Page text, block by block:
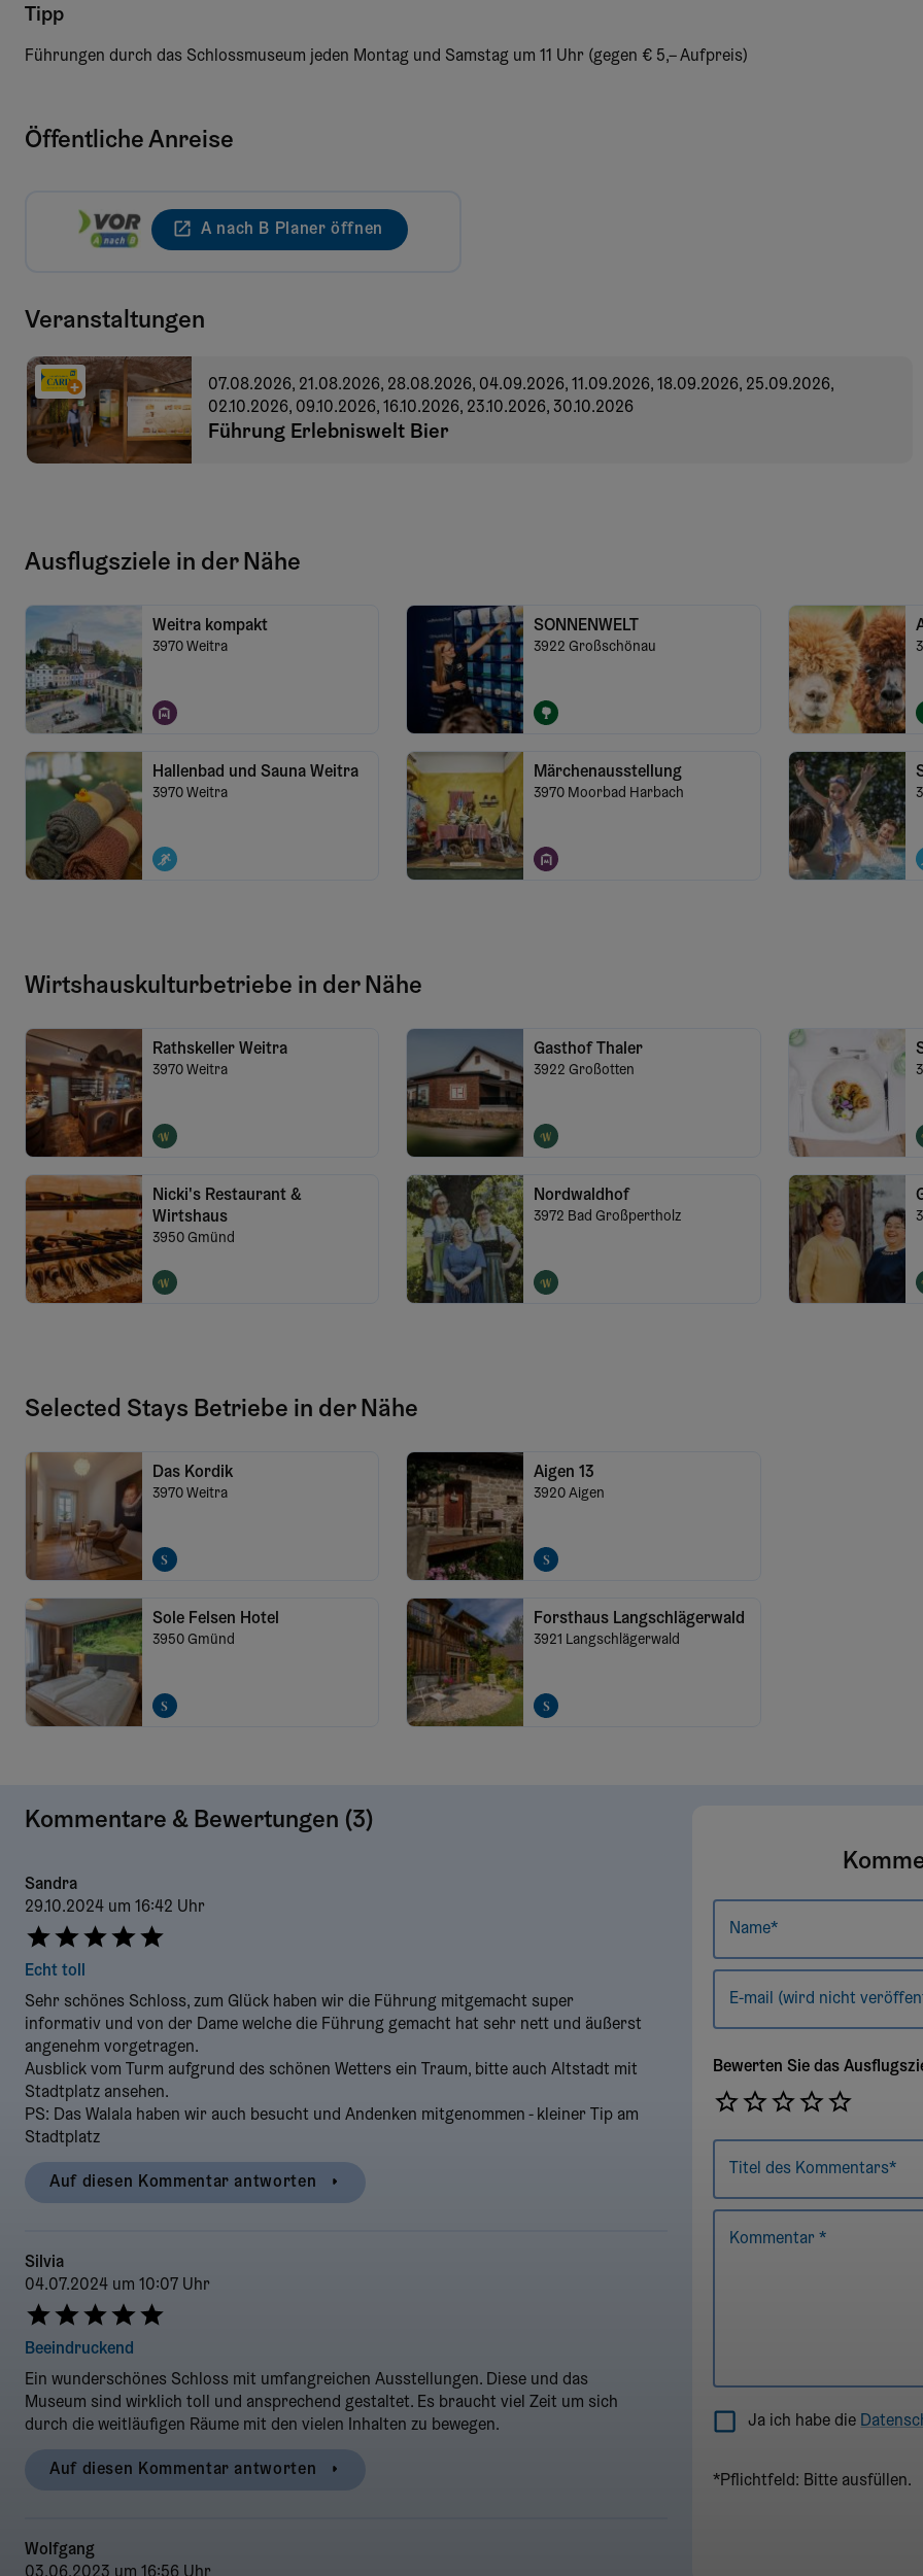
Tipp
Führungen durch das Schlossmuseum jeden Montag und Samstag um 11 Uhr (gegen € 5,– Aufpreis)
Öffentliche Anreise
A nach B Planer öffnen
Veranstaltungen
07.08.2026, 21.08.2026, 28.08.2026, 04.09.2026, 11.09.2026, 18.09.2026, 25.09.2026,
02.10.2026, 09.10.2026, 16.10.2026, 23.10.2026, 30.10.2026
Führung Erlebniswelt Bier
Ausflugsziele in der Nähe
Weitra kompakt
3970 Weitra
Hallenbad und Sauna Weitra
3970 Weitra
SONNENWELT
3922 Großschönau
Märchenausstellung
3970 Moorbad Harbach
Wirtshauskulturbetriebe in der Nähe
Rathskeller Weitra
3970 Weitra
Nicki's Restaurant &
Wirtshaus
3950 Gmünd
Gasthof Thaler
3922 Großotten
Nordwaldhof
3972 Bad Großpertholz
Selected Stays Betriebe in der Nähe
Das Kordik
3970 Weitra
Sole Felsen Hotel
3950 Gmünd
Aigen 13
3920 Aigen
Forsthaus Langschlägerwald
3921 Langschlägerwald
Name*
E-mail (wird nicht
Bewerten Sie das
1 Star
2 Stars
3 Stars
4 Stars
5 Stars
Titel des Kommentars*
Kommentar *
Ja ich habe die
*Pflichtfeld: Bitte ausfüllen.
Kommentare & Bewertungen (3)
Sandra
29.10.2024 um 16:42 Uhr
Echt toll
Sehr schönes Schloss, zum Glück haben wir die Führung mitgemacht super
informativ und von der Dame welche die Führung gemacht hat sehr nett und äußerst
angenehm vorgetragen.
Ausblick vom Turm aufgrund des schönen Wetters ein Traum, bitte auch Altstadt mit
Stadtplatz ansehen.
PS: Das Walala haben wir auch besucht und Andenken mitgenommen - kleiner Tip am
Stadtplatz
Auf diesen Kommentar antworten
Silvia
04.07.2024 um 10:07 Uhr
Beeindruckend
Ein wunderschönes Schloss mit umfangreichen Ausstellungen. Diese und das
Museum sind wirklich toll und ansprechend gestaltet. Es braucht viel Zeit um sich
durch die weitläufigen Räume mit den vielen Inhalten zu bewegen.
Auf diesen Kommentar antworten
Wolfgang